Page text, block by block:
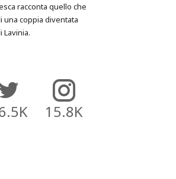
racconta quello che
una coppia diventata
Lavinia.
15.8K